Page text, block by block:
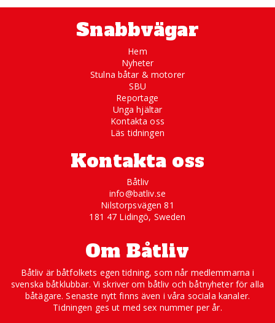
Snabbvägar
Hem
Nyheter
Stulna båtar & motorer
SBU
Reportage
Unga hjältar
Kontakta oss
Läs tidningen
Kontakta oss
Båtliv
info@batliv.se
Nilstorpsvägen 81
181 47 Lidingö, Sweden
Om Båtliv
Båtliv är båtfolkets egen tidning, som når medlemmarna i
svenska båtklubbar. Vi skriver om båtliv och båtnyheter för alla
båtägare. Senaste nytt finns även i våra sociala kanaler.
Tidningen ges ut med sex nummer per år.